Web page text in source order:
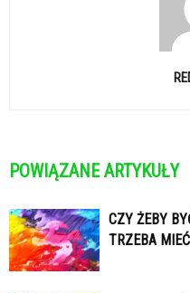
POWIĄZANE ARTYKUŁY
CZY ŻEBY
TRZEBA